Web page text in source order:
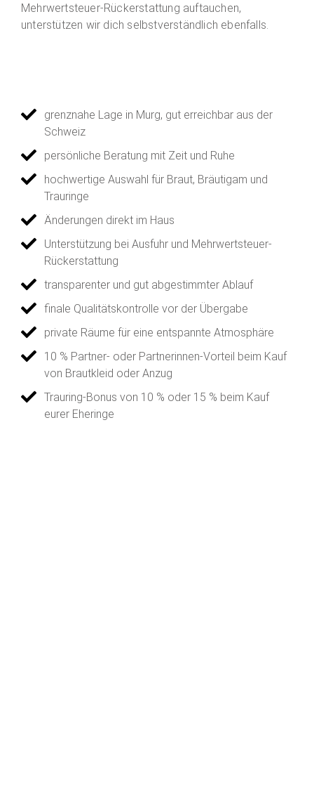
Mehrwertsteuer-Rückerstattung auftauchen,
unterstützen wir dich selbstverständlich ebenfalls.
grenznahe Lage in Murg, gut erreichbar aus der
Schweiz
persönliche Beratung mit Zeit und Ruhe
hochwertige Auswahl für Braut, Bräutigam und
Trauringe
Änderungen direkt im Haus
Unterstützung bei Ausfuhr und Mehrwertsteuer-
Rückerstattung
transparenter und gut abgestimmter Ablauf
finale Qualitätskontrolle vor der Übergabe
private Räume für eine entspannte Atmosphäre
10 % Partner- oder Partnerinnen-Vorteil beim Kauf
von Brautkleid oder Anzug
Trauring-Bonus von 10 % oder 15 % beim Kauf
eurer Eheringe